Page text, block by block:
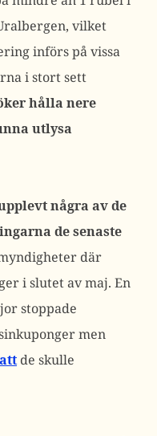
vilket
införs på vissa
i stort sett
hålla nere
utlysa
några av de
de senaste
där
i slutet av maj. En
stoppade
men
de skulle